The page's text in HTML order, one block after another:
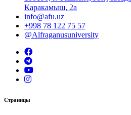
Каракамыш, 2а
info@afu.uz
+998 78 122 75 57
@Alfraganusuniversity
Страницы